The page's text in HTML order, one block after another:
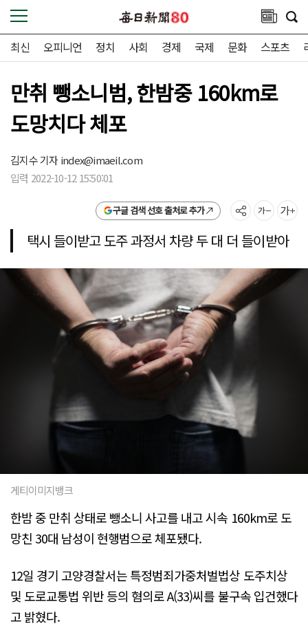
최신 오피니언 정치 사회 경제 국제 문화 스포츠
만취 뺑소니범, 한밤중 160km로
도망치다 체포
김지수 기자index@imaeil.com
입력 2022-10-12 15:50:01
구글 검색 선호 출처로 추가
택시 들이받고 도주 과정서 차량 두 대 더 들이받아
게티이미지뱅크
한밤 중 만취 상태로 뺑소니 사고를 내고 시속 160km로 도
망친 30대 남성이 현행범으로 체포됐다.
12일 경기 고양경찰서는 특정범죄가중처벌법상 도주치상
및 도로교통법 위반 등의 혐의로 A(33)씨를 불구속 입건했다
고 밝혔다.